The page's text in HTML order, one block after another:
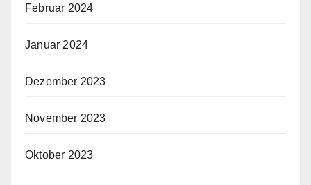
Februar 2024
Januar 2024
Dezember 2023
November 2023
Oktober 2023